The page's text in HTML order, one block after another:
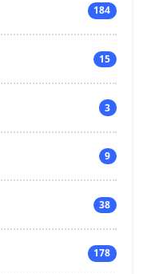
184
15
3
9
38
178